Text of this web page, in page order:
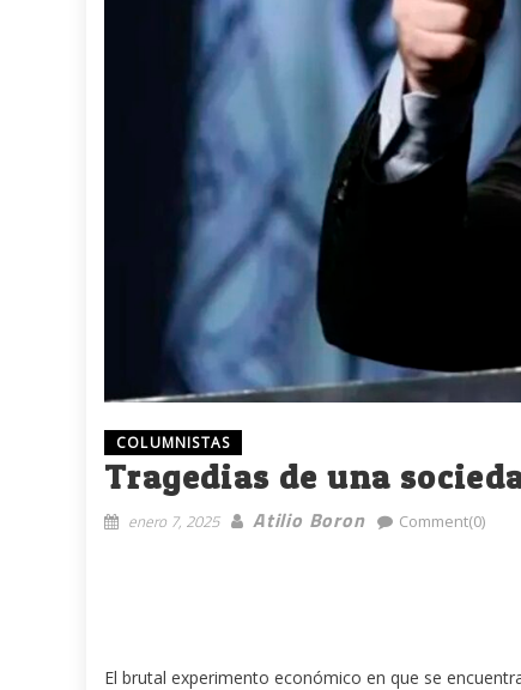
COLUMNISTAS
Tragedias de una
enero 7, 2025 Atilio Boron Comment(0)
El brutal experimento económico en que se